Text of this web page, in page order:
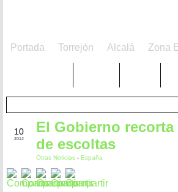
Portada Torrejón Alcalá Zona
10
2012
El Gobierno
de escoltas
Otras Noticias - España